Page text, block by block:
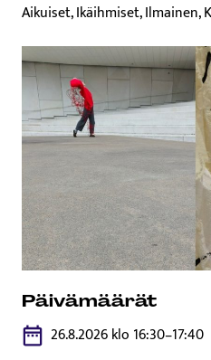
Aikuiset, Ikäihmiset, Ilmainen,
Päivämäärät
26.8.2026 klo 16:30–17:40